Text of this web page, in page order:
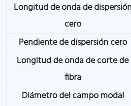
Longitud de onda de dispersión
cero
Pendiente de dispersión cero
Longitud de onda de corte de
fibra
Diámetro del campo modal